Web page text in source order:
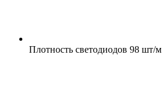
Плотность светодиодов 98 шт/м